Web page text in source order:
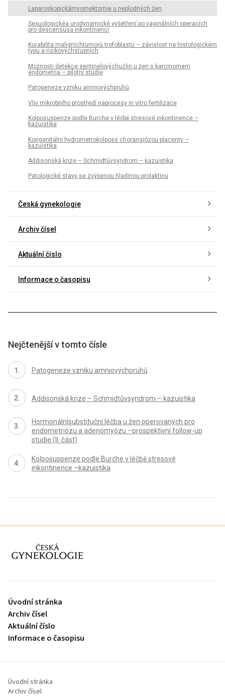
Laparoskopickámyomektomie u neplodných žen
Sexuologickéa urodynamické vyšetření po vaginálních operacích
pro descensusa inkontinenci
Kurabilita maligníchtumorů trofoblastu – závislost na histologickém
typu a rizikovýchstupních
Možnosti detekce sentinelovýchuzlin u žen s karcinomem
endometria – pilotní studie
Patogeneze vzniku amniovýchpruhů
Vliv mikrobního prostředí naprocesy in vitro fertilizace
Kolposuspenze podle Burche v léčbě stresové inkontinence –
kazuistika
Kongenitální hydrometrokolposs chorangiózou placenty –
kazuistika
Addisonská krize – Schmidtůvsyndrom – kazuistika
Patologické stavy se zvýšenou hladinou prolaktinu
Česká gynekologie
Archiv čísel
Aktuální číslo
Informace o časopisu
Nejčtenější v tomto čísle
Patogeneze vzniku amniovýchpruhů
Addisonská krize – Schmidtůvsyndrom – kazuistika
Hormonálnísubstituční léčba u žen operovaných pro
endometriózu a adenomyózu –prospektivní follow-up
studie (II. část)
Kolposuspenze podle Burche v léčbě stresové
inkontinence –kazuistika
proLékaře.cz
Úvodní stránka
Archiv čísel
Aktuální číslo
Informace o časopisu
Úvodní stránka
Archiv čísel